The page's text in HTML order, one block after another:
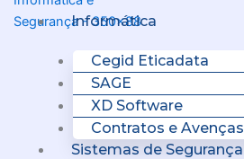
Informática
Cegid Eticadata
SAGE
XD Software
Contratos e Avenças
Sistemas de Segurança
Menu